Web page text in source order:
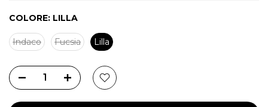
COLORE: LILLA
Indaco Fucsia Lilla